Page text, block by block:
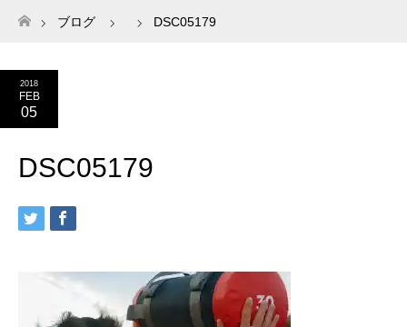
ホーム
ブログ DSC05179
2018
FEB
05
DSC05179